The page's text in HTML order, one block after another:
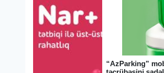
“AzParking”